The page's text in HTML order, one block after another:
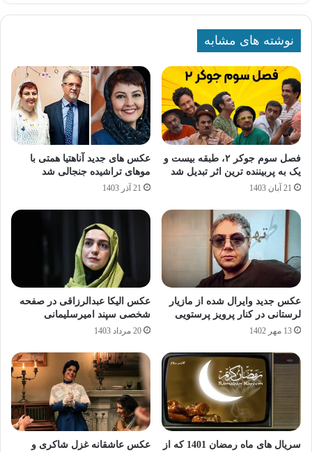
نوشته های مشابه
فصل سوم جوکر ۲، طبقه بیست و
یک به پربیننده ترین اثر تبدیل شد
21 آبان 1403
عکس های جدید آناهتیا همتی با
موهای تراشیده جنجالی شد
21 آذر 1403
عکس جدید وایرال شده از مازیار
لرستانی در کنار پرویز پرستویی
13 مهر 1402
عکس الیکا عبدالرزاقی در صفحه
شخصی سپند امیرسلیمانی
20 مرداد 1403
سریال های ماه رمضان 1401 که از
عکس عاشقانه غزل شاکری و